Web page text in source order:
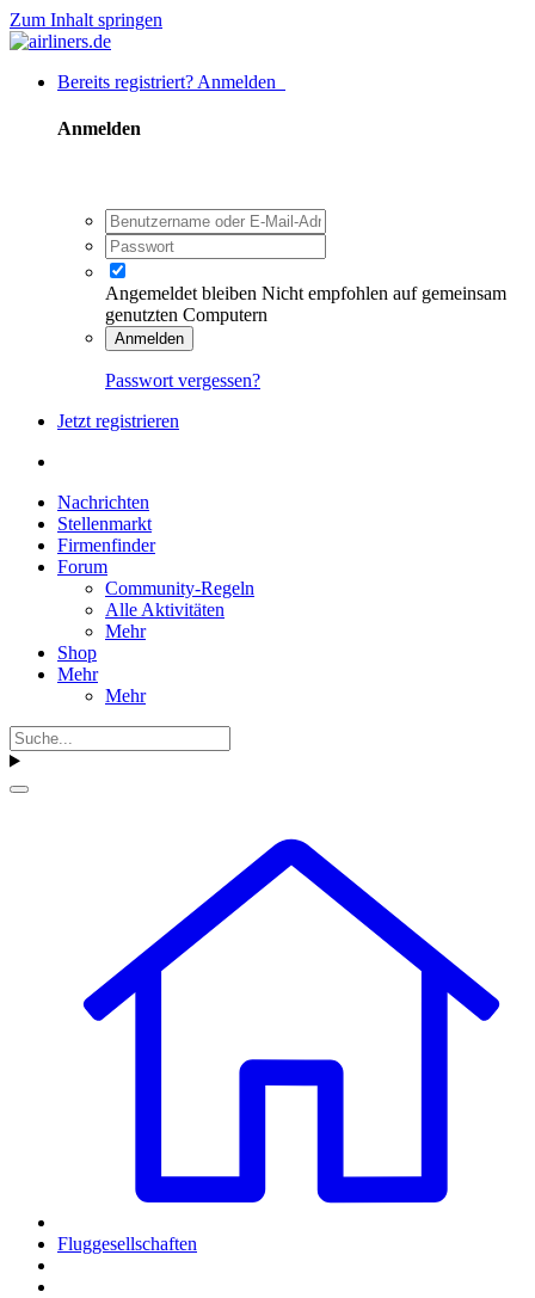
Zum Inhalt springen
Bereits registriert? Anmelden
Anmelden
Angemeldet bleiben Nicht empfohlen auf gemeinsam
genutzten Computern
Anmelden
Passwort vergessen?
Jetzt registrieren
Nachrichten
Stellenmarkt
Firmenfinder
Forum
Community-Regeln
Alle Aktivitäten
Mehr
Shop
Mehr
Mehr
Fluggesellschaften